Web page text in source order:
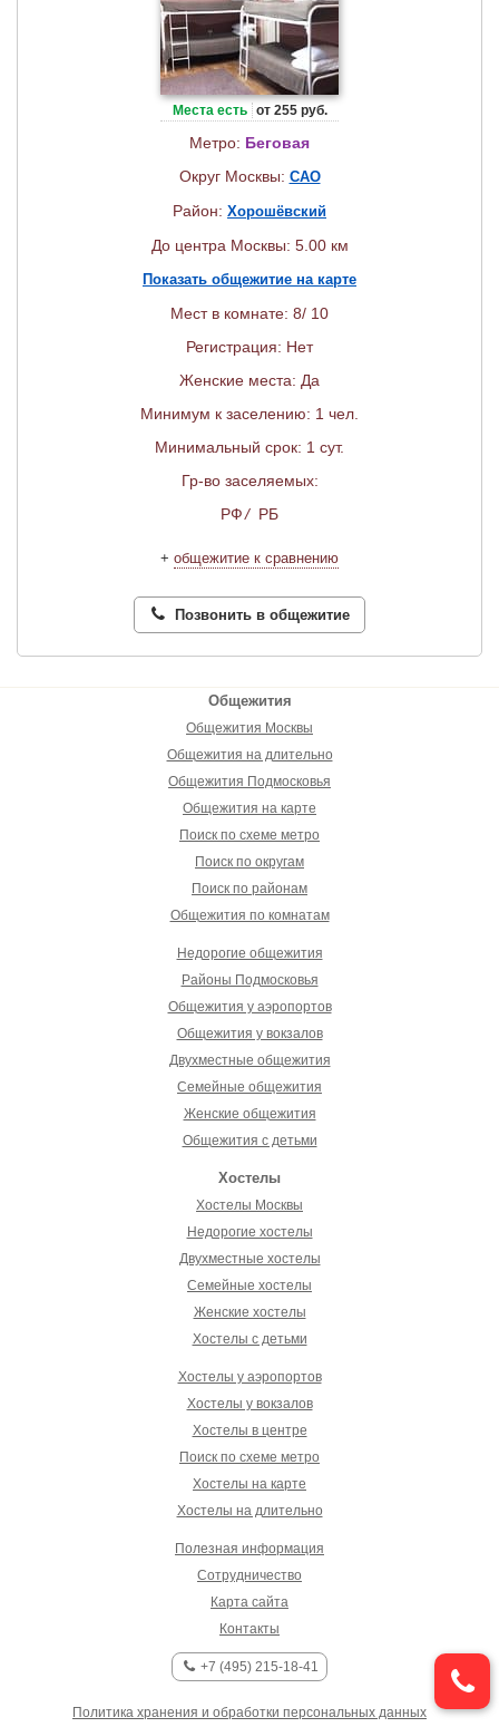
Места есть от 255 руб.
Метро: Беговая
Округ Москвы: САО
Район: Хорошёвский
До центра Москвы: 5.00 км
Показать общежитие на карте
Мест в комнате: 8/ 10
Регистрация: Нет
Женские места: Да
Минимум к заселению: 1 чел.
Минимальный срок: 1 сут.
Гр-во заселяемых:
РФ/ РБ
+ общежитие к сравнению
Позвонить в общежитие
Общежития
Общежития Москвы
Общежития на длительно
Общежития Подмосковья
Общежития на карте
Поиск по схеме метро
Поиск по округам
Поиск по районам
Общежития по комнатам
Недорогие общежития
Районы Подмосковья
Общежития у аэропортов
Общежития у вокзалов
Двухместные общежития
Семейные общежития
Женские общежития
Общежития с детьми
Хостелы
Хостелы Москвы
Недорогие хостелы
Двухместные хостелы
Семейные хостелы
Женские хостелы
Хостелы с детьми
Хостелы у аэропортов
Хостелы у вокзалов
Хостелы в центре
Поиск по схеме метро
Хостелы на карте
Хостелы на длительно
Полезная информация
Сотрудничество
Карта сайта
Контакты
+7 (495) 215-18-41
Политика хранения и обработки персональных данных